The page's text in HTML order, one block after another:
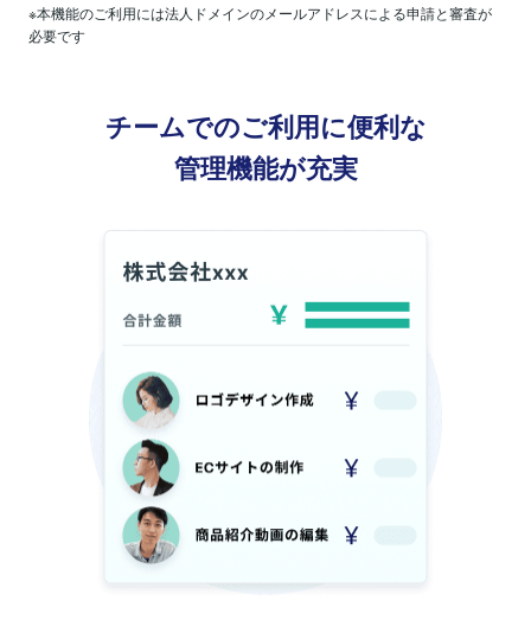
※本機能のご利用には法人ドメインのメールアドレスによる申請と審査が
必要です
チームでのご利用に便利な
管理機能が充実